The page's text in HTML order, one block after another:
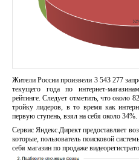
Жители России произвели 3 543 277
текущего года по интернет-
рейтинге. Следует отметить, что около
тройку лидеров, в то время как
первую ступень, взял на себя около 34%.
Сервис Яндекс.Директ предоставляет
которые, пользователь поисковой
себя магазин по продаже